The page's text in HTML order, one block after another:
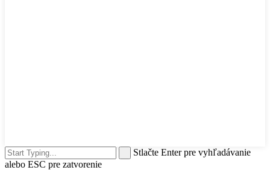
Stlačte Enter pre vyhľadávanie
alebo ESC pre zatvorenie